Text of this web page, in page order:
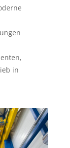
in